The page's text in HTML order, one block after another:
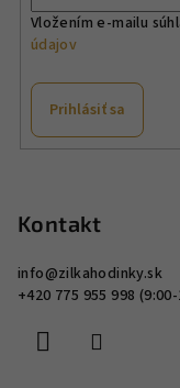
Vložením e-mailu
údajov
Prihlásiť sa
Kontakt
info@zilkahodinky.sk
+420 775 955 998